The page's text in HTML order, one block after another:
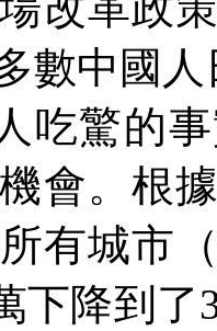
數中國
吃驚的
會。根
有城市
下降到了